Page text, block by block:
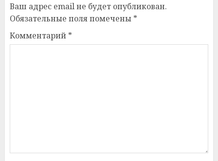
Ваш адрес email не будет опубликован.
Обязательные поля помечены *
Комментарий *